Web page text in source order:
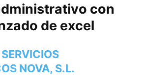
con
de excel
NOVA, S.L.